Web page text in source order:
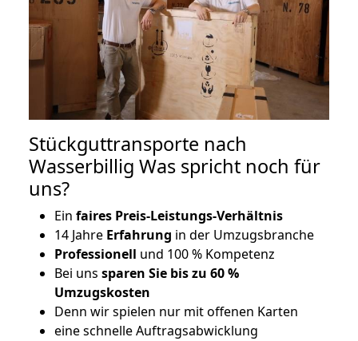
Stückguttransporte nach
Wasserbillig Was spricht noch für
uns?
Ein faires Preis-Leistungs-Verhältnis
14 Jahre Erfahrung in der Umzugsbranche
Professionell und 100 % Kompetenz
Bei uns sparen Sie bis zu 60 %
Umzugskosten
Denn wir spielen nur mit offenen Karten
eine schnelle Auftragsabwicklung